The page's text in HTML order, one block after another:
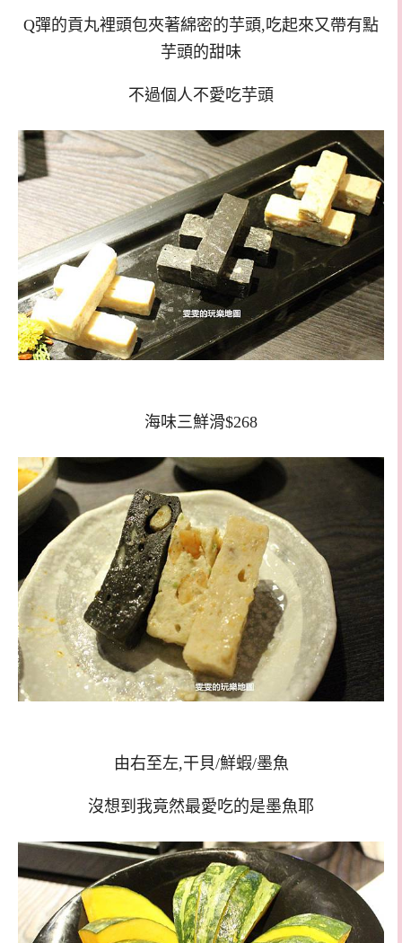
Q彈的貢丸裡頭包夾著綿密的芋頭,吃起來又帶有點
芋頭的甜味
不過個人不愛吃芋頭
海味三鮮滑$268
由右至左,干貝/鮮蝦/墨魚
沒想到我竟然最愛吃的是墨魚耶